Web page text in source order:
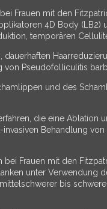
Frauen mit den
4D Body (LB2)
temporären
Pseudofolliculitis
und des
die eine Ablation
Behandlung
Frauen mit den
unter Verwendung
bis